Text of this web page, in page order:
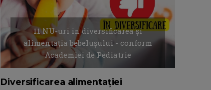
11 NU-uri in diversificarea și
alimentația bebelușului - conform
Academiei de Pediatrie
Diversificarea alimentației